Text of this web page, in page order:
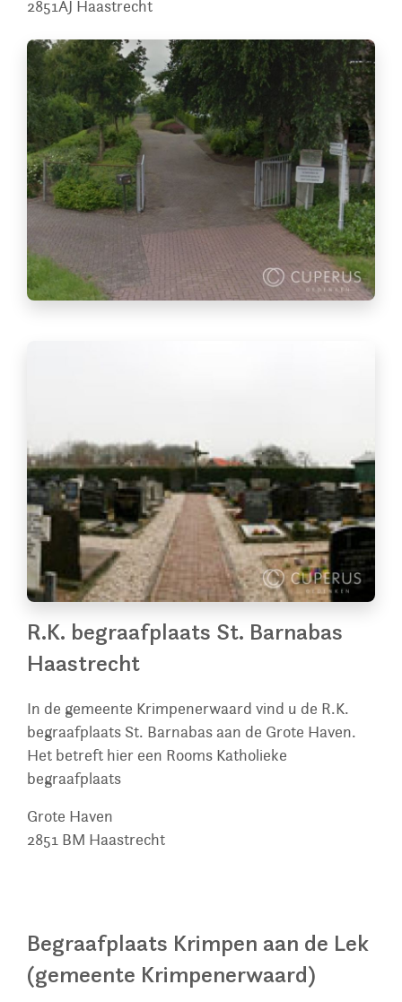
2851AJ Haastrecht
R.K. begraafplaats St. Barnabas
Haastrecht
In de gemeente Krimpenerwaard vind u de R.K.
begraafplaats St. Barnabas aan de Grote Haven.
Het betreft hier een Rooms Katholieke
begraafplaats
Grote Haven
2851 BM Haastrecht
Begraafplaats Krimpen aan de Lek
(gemeente Krimpenerwaard)